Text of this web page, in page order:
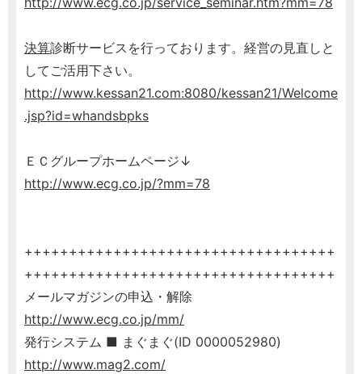
決算診断サービスを行っております。経営の見直しと
してご活用下さい。
http://www.kessan21.com:8080/kessan21/Welcome
.jsp?id=whandsbpks
ＥＣグループホームページ↓
http://www.ecg.co.jp/?mm=78
+++++++++++++++++++++++++++++++++++
+++++++++++++++++++++++++++++++++++
メールマガジンの申込・解除
http://www.ecg.co.jp/mm/
発行システム ■ まぐまぐ(ID 0000052980)
http://www.mag2.com/